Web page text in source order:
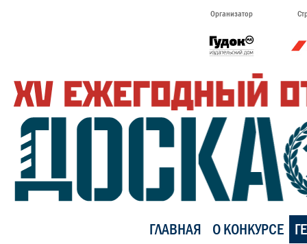
Организатор
ГЛАВНАЯ О КОНКУРСЕ